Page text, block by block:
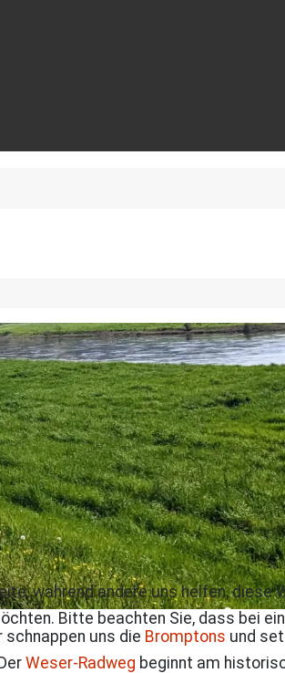
schnappen uns die Bromptons und
Weser-Radweg beginnt am
während andere uns helfen, diese
Bitte beachten Sie, dass bei